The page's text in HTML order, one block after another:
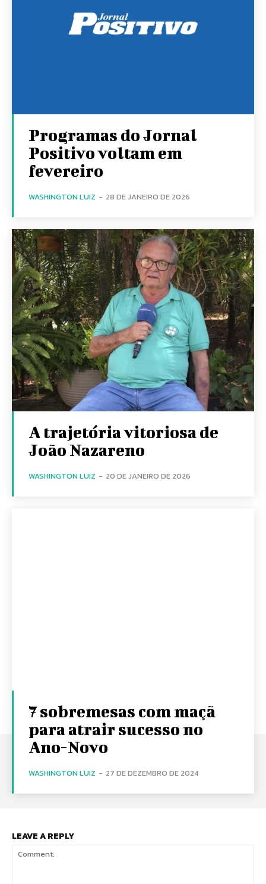
Programas do Jornal
Positivo voltam em
fevereiro
WASHINGTON LUIZ - 28 DE JANEIRO DE 2026
A trajetória vitoriosa de
João Nazareno
WASHINGTON LUIZ - 20 DE JANEIRO DE 2026
7 sobremesas com maçã
para atrair sucesso no
Ano-Novo
WASHINGTON LUIZ - 27 DE DEZEMBRO DE 2024
LEAVE A REPLY